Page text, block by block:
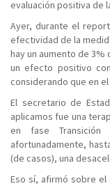
evaluación positiva de
Ayer, durante el
efectividad de la
hay un aumento de 3%
un efecto positivo
considerando que en
El secretario de
aplicamos fue una
en fase
afortunadamente,
(de casos), una
Eso sí, afirmó sobre el